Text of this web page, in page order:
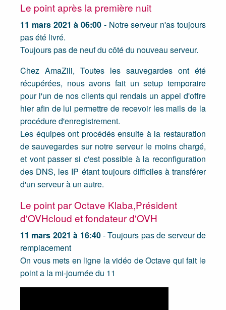
Le point après la première nuit
11 mars 2021 à 06:00 - Notre serveur n'as toujours
pas été livré.
Toujours pas de neuf du côté du nouveau serveur.
Chez AmaZili, Toutes les sauvegardes ont été
récupérées, nous avons fait un setup temporaire
pour l'un de nos clients qui rendais un appel d'offre
hier afin de lui permettre de recevoir les mails de la
procédure d'enregistrement.
Les équipes ont procédés ensuite à la restauration
de sauvegardes sur notre serveur le moins chargé,
et vont passer si c'est possible à la reconfiguration
des DNS, les IP étant toujours difficiles à transférer
d'un serveur à un autre.
Le point par Octave Klaba,Président
d'OVHcloud et fondateur d'OVH
11 mars 2021 à 16:40- Toujours pas de serveur de
remplacement
On vous mets en ligne la vidéo de Octave qui fait le
point a la mi-journée du 11